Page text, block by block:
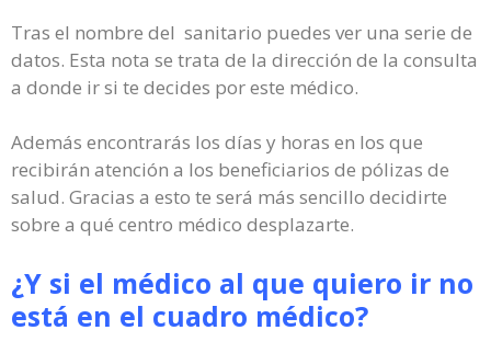
Tras el nombre del sanitario puedes ver una serie de
datos. Esta nota se trata de la dirección de la consulta
a donde ir si te decides por este médico.
Además encontrarás los días y horas en los que
recibirán atención a los beneficiarios de pólizas de
salud. Gracias a esto te será más sencillo decidirte
sobre a qué centro médico desplazarte.
¿Y si el médico al que quiero ir no
está en el cuadro médico?